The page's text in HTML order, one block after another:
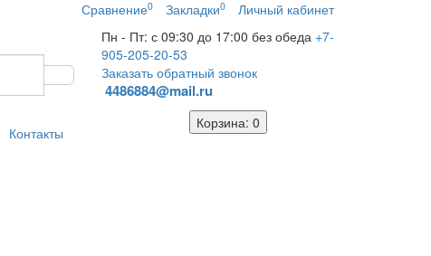
Сравнение0 Закладки0
Личный кабинет
Пн - Пт: с 09:30 до 17:00 без обеда +7-
905-205-20-53
Заказать обратный звонок
4486884@mail.ru
Контакты
Корзина: 0